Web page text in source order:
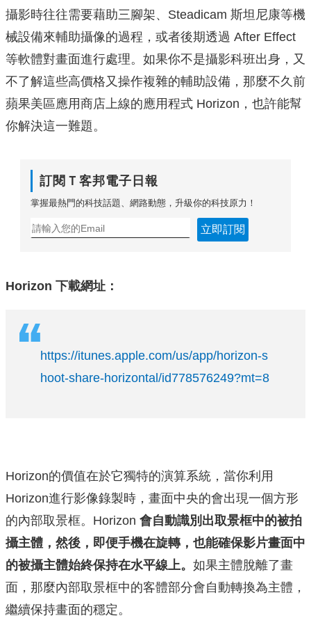
攝影時往往需要藉助三腳架、Steadicam 斯坦尼康等機
械設備來輔助攝像的過程，或者後期透過 After Effect
等軟體對畫面進行處理。如果你不是攝影科班出身，又
不了解這些高價格又操作複雜的輔助設備，那麼不久前
蘋果美區​​應用商店上線的應用程式 Horizo​​n，也許能幫
你解決這一難題。
訂閱Ｔ客邦電子日報
掌握最熱門的科技話題、網路動態，升級你的科技原力！
立即訂閱
Horizon 下載網址：
https://itunes.apple.com/us/app/horizon-s
hoot-share-horizontal/id778576249?mt=8
Horizon的價值在於它獨特的演算系統，當你利用
Horizon進行影像錄製時，畫面中央的會出現一個方形
的內部取景框。Horizon 會自動識別出取景框中的被拍
攝主體，然後，即便手機在旋轉，也能確保影片畫面中
的被攝主體始終保持在水平線上。 如果主體脫離了畫
面，那麼內部取景框中的客體部分會自動轉換為主體，
繼續保持畫面的穩定。